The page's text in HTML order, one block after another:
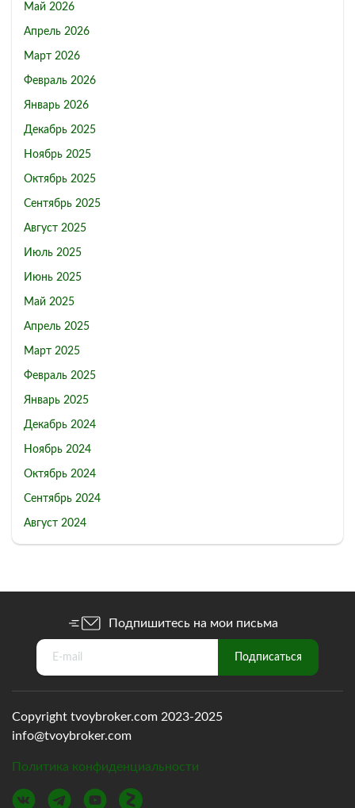
Май 2026
Апрель 2026
Март 2026
Февраль 2026
Январь 2026
Декабрь 2025
Ноябрь 2025
Октябрь 2025
Сентябрь 2025
Август 2025
Июль 2025
Июнь 2025
Май 2025
Апрель 2025
Март 2025
Февраль 2025
Январь 2025
Декабрь 2024
Ноябрь 2024
Октябрь 2024
Сентябрь 2024
Август 2024
Подпишитесь на мои письма
Copyright tvoybroker.com 2023-2025
info@tvoybroker.com
Политика конфиденциальности